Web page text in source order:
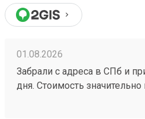
01.08.2026
Забрали с адреса в СПб и
дня. Стоимость